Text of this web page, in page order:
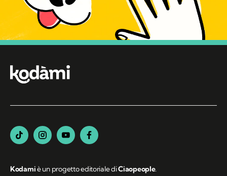
Kodamiè un progetto editoriale diCiaopeople.